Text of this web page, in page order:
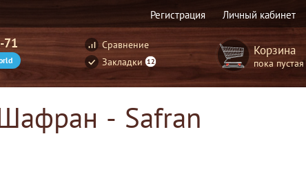
Регистрация Личный кабинет
71
Сравнение
Закладки12
Корзина
пока пустая
- Safran